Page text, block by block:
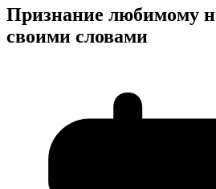
Признание любимому
своими словами